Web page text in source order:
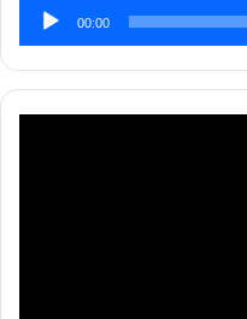
00:00